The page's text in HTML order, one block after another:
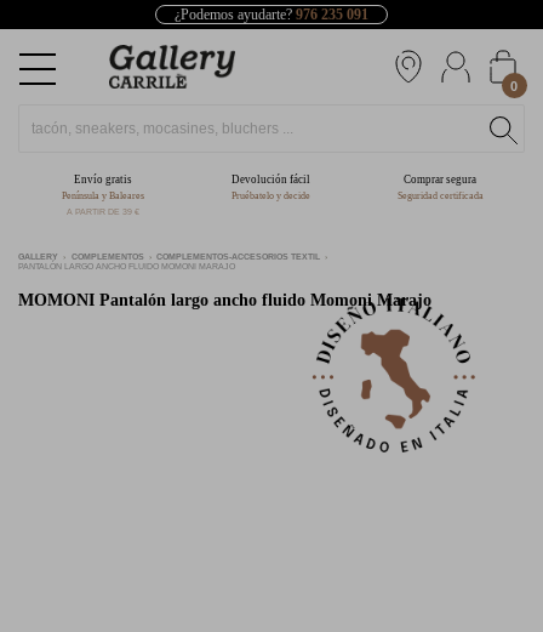
¿Podemos ayudarte? 976 235 091
0
Envío gratis
Península y Baleares
A PARTIR DE 39 €
Devolución fácil
Pruébatelo y decide
Comprar segura
Seguridad certificada
GALLERY COMPLEMENTOS
COMPLEMENTOS-ACCESORIOS TEXTIL
PANTALÓN LARGO ANCHO FLUIDO MOMONI MARAJO
MOMONI Pantalón largo ancho fluido Momoni Marajo